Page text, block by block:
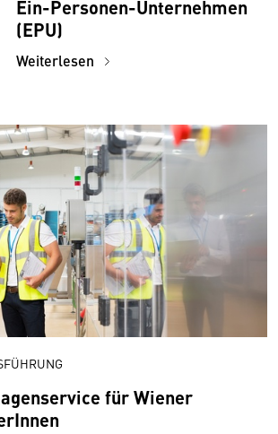
Ein-Personen-Unternehmen
(EPU)
Weiterlesen
für Wiener